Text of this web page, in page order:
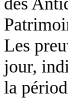
Les
jour,
la